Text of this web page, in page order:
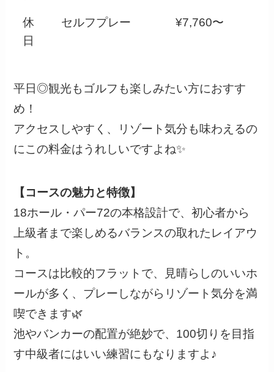
休
日
セルフプレー ¥7,760〜
平日◎観光もゴルフも楽しみたい方におすす
め！
アクセスしやすく、リゾート気分も味わえるの
にこの料金はうれしいですよね✨
【コースの魅力と特徴】
18ホール・パー72の本格設計で、初心者から
上級者まで楽しめるバランスの取れたレイアウ
ト。
コースは比較的フラットで、見晴らしのいいホ
ールが多く、プレーしながらリゾート気分を満
喫できます🌿
池やバンカーの配置が絶妙で、100切りを目指
す中級者にはいい練習にもなりますよ♪